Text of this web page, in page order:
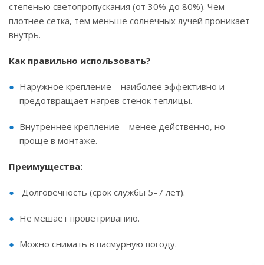
степенью светопропускания (от 30% до 80%). Чем
плотнее сетка, тем меньше солнечных лучей проникает
внутрь.
Как правильно использовать?
Наружное крепление – наиболее эффективно и
предотвращает нагрев стенок теплицы.
Внутреннее крепление – менее действенно, но
проще в монтаже.
Преимущества:
Долговечность (срок службы 5–7 лет).
Не мешает проветриванию.
Можно снимать в пасмурную погоду.